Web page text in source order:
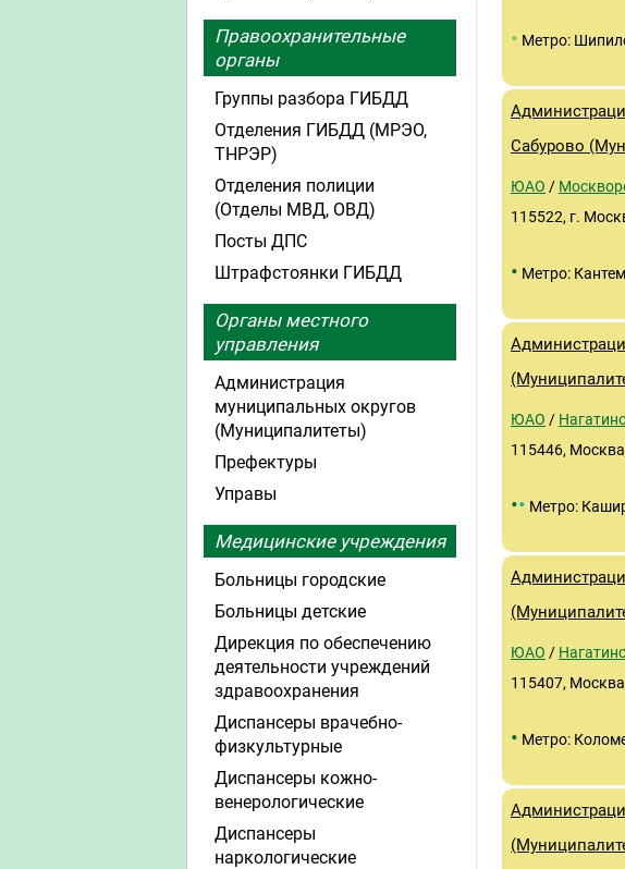
• Метро:
Сабурово
ЮАО /
115522, г.
• Метро:
ЮАО /
115446,
•• Метро:
ЮАО /
115407,
• Метро:
Правоохранительные
органы
Группы разбора ГИБДД
Отделения ГИБДД (МРЭО,
ТНРЭР)
Отделения полиции
(Отделы МВД, ОВД)
Посты ДПС
Штрафстоянки ГИБДД
Органы местного
управления
Администрация
муниципальных округов
(Муниципалитеты)
Префектуры
Управы
Медицинские учреждения
Больницы городские
Больницы детские
Дирекция по обеспечению
деятельности учреждений
здравоохранения
Диспансеры врачебно-
физкультурные
Диспансеры кожно-
венерологические
Диспансеры
наркологические